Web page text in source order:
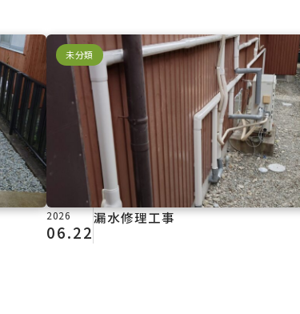
未分類
2026
06.22
漏水修理工事